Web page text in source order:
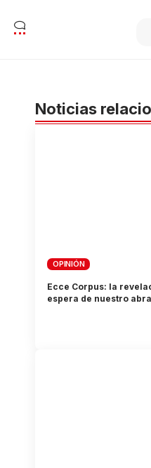
Noticias
OPINIÓN
Ecce Corpus: la
espera de nuestro